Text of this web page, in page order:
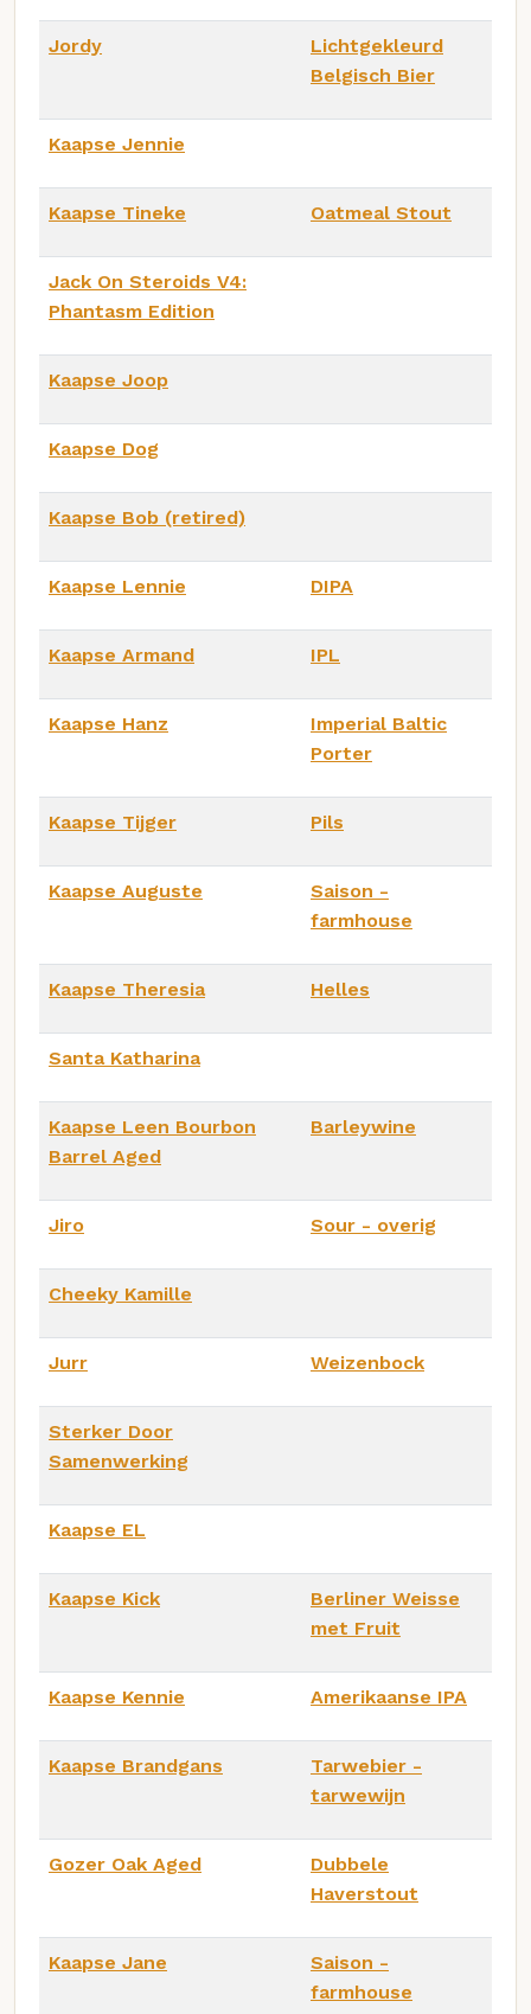
Jordy
Lichtgekleurd
Belgisch Bier
Kaapse Jennie
Kaapse Tineke Oatmeal Stout
Jack On Steroids V4:
Phantasm Edition
Kaapse Joop
Kaapse Dog
Kaapse Bob (retired)
Kaapse Lennie DIPA
Kaapse Armand IPL
Kaapse Hanz
Imperial Baltic
Porter
Kaapse Tijger Pils
Kaapse Auguste
Saison -
farmhouse
Kaapse Theresia Helles
Santa Katharina
Kaapse Leen Bourbon
Barrel Aged
Barleywine
Jiro Sour - overig
Cheeky Kamille
Jurr Weizenbock
Sterker Door
Samenwerking
Kaapse EL
Kaapse Kick
Berliner Weisse
met Fruit
Kaapse Kennie Amerikaanse IPA
Kaapse Brandgans
Tarwebier -
tarwewijn
Gozer Oak Aged
Dubbele
Haverstout
Kaapse Jane
Saison -
farmhouse